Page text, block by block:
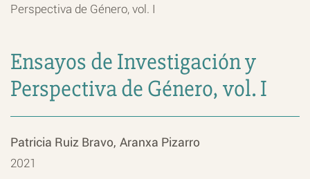
Perspectiva de Género, vol. I
Ensayos de Investigación y
Perspectiva de Género, vol. I
Patricia Ruiz Bravo Aranxa Pizarro
2021